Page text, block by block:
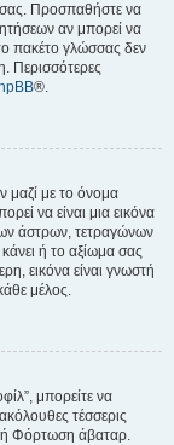
Προσπαθήστε να
αν μπορεί να
πακέτο γλώσσας δεν
Περισσότερες
®.
μαζί με το όνομα
να είναι μια εικόνα
άστρων, τετραγώνων
ή το αξίωμα σας
εικόνα είναι γνωστή
μέλος.
μπορείτε να
τέσσερις
Φόρτωση άβαταρ.